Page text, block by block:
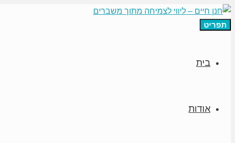
תפריט
בית
אודות